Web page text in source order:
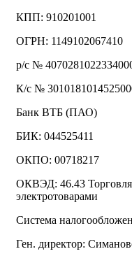
КПП: 910201001
ОГРН: 1149102067410
р/с №
К/с №
Банк ВТБ (ПАО)
БИК: 044525411
ОКПО: 00718217
ОКВЭД: 46.43
электротоварами
Система
Ген. директор: